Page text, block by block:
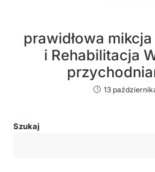
prawidłowa
i Rehabilitacja
13
Szukaj